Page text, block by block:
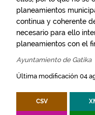
planeamientos
continua y coherente
necesario para ello
planeamientos con el
Ayuntamiento de Gatika
Última modificación 04
CSV